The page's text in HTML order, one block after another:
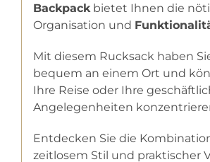
Backpackbietet Ihnen die
Organisation und
Mit diesem Rucksack haben
bequem an einem Ort und
Ihre Reise oder Ihre
Angelegenheiten
Entdecken Sie die
zeitlosem Stil und praktischer